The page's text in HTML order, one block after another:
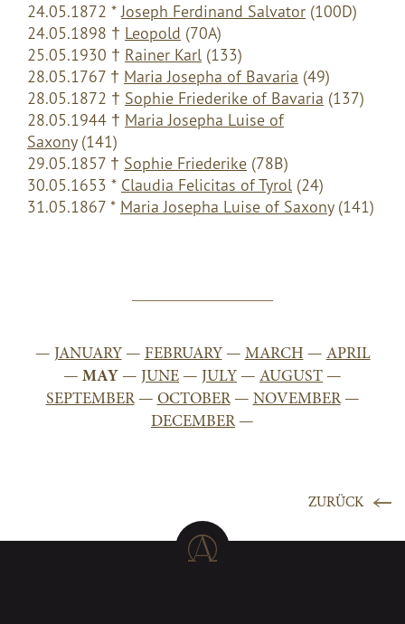
24.05.1872 *Joseph Ferdinand Salvator (100D)
24.05.1898 † Leopold (70A)
25.05.1930 † Rainer Karl (133)
28.05.1767 † Maria Josepha of Bavaria (49)
28.05.1872 † Sophie Friederike of Bavaria (137)
28.05.1944 † Maria Josepha Luise of
Saxony(141)
29.05.1857 † Sophie Friederike (78B)
30.05.1653 * Claudia Felicitas of Tyrol (24)
31.05.1867 * Maria Josepha Luise of Saxony(141)
— JANUARY — FEBRUARY— MARCH — APRIL
— MAY — JUNE — JULY — AUGUST —
SEPTEMBER— OCTOBER— NOVEMBER—
DECEMBER—
ZURÜCK